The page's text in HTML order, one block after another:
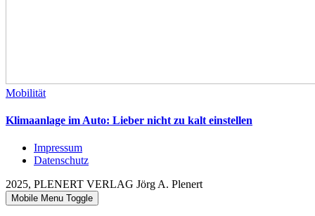
Mobilität
Klimaanlage im Auto: Lieber nicht zu kalt einstellen
Impressum
Datenschutz
2025, PLENERT VERLAG Jörg A. Plenert
Mobile Menu Toggle